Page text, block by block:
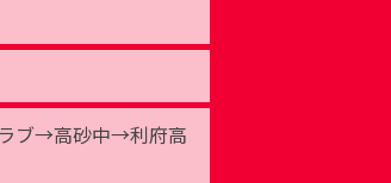
ブ→高砂中→利府高